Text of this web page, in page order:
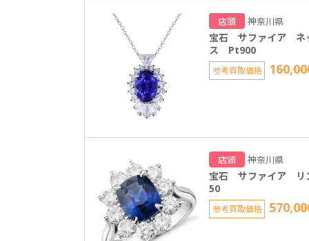
店頭 神奈川県
宝石 サファイア ネ
ス Pt900
参考買取価格
店頭 神奈川県
宝石 サファイア
50
参考買取価格